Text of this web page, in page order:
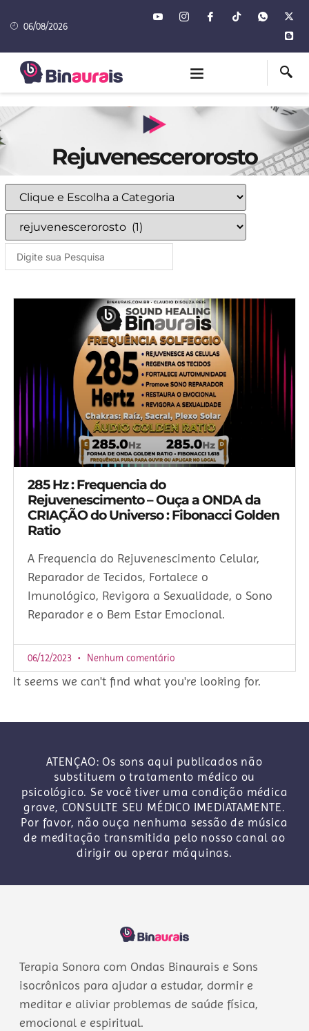
06/08/2026
Rejuvenescerorosto
285 Hz : Frequencia do
Rejuvenescimento – Ouça a ONDA da
CRIAÇÃO do Universo : Fibonacci Golden
Ratio
A Frequencia do Rejuvenescimento Celular,
Reparador de Tecidos, Fortalece o
Imunológico, Revigora a Sexualidade, o Sono
Reparador e o Bem Estar Emocional.
06/12/2023 Nenhum comentário
It seems we can't find what you're looking for.
ATENÇAO: Os sons aqui publicados não
substituem o tratamento médico ou
psicológico. Se você tiver uma condição médica
grave, CONSULTE SEU MÉDICO IMEDIATAMENTE.
Por favor, não ouça nenhuma sessão de música
de meditação transmitida pelo nosso canal ao
dirigir ou operar máquinas.
Terapia Sonora com Ondas Binaurais e Sons
isocrônicos para ajudar a estudar, dormir e
meditar e aliviar problemas de saúde física,
emocional e espiritual.